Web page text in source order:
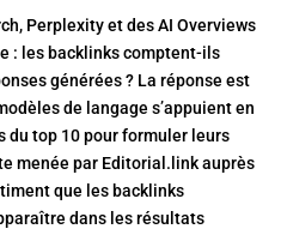
Perplexity et des AI Overviews
: les backlinks comptent-ils
générées ? La réponse est
de langage s’appuient en
du top 10 pour formuler leurs
menée par Editorial.link auprès
que les backlinks
dans les résultats